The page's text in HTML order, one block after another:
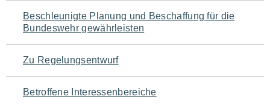
Navigation
für
den
Seiteninhalt
Beschleunigte Planung und Beschaffung für die
Bundeswehr gewährleisten
Zu Regelungsentwurf
Betroffene Interessenbereiche